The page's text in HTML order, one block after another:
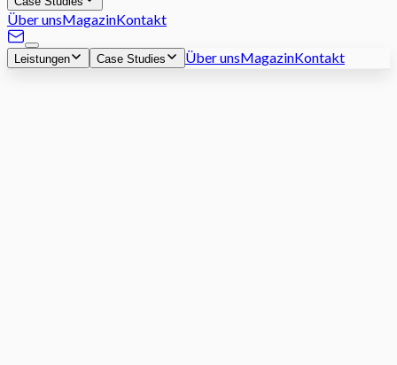
Über unsMagazinKontakt
Leistungen Case Studies Über unsMagazinKontakt